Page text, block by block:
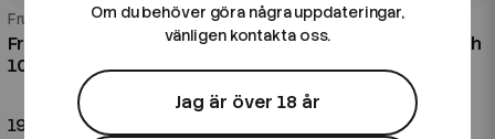
Frunk
Frunk Bar | Tropical Fruits |
100ml Shortfill
199 kr
Frunk
Frunk Bar | Pineapple Peach
Mango | 20ml Longfill
0 mg/ml 20 ml 30VG/70PG
Om du behöver göra några uppdateringar,
vänligen kontakta oss.
Jag är över 18 år